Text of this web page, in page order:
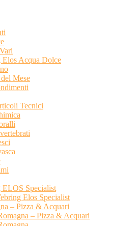
Elos Acqua Dolce
Mese
Tecnici
ELOS Specialist
Elos Specialist
– Pizza & Acquari
– Pizza & Acquari